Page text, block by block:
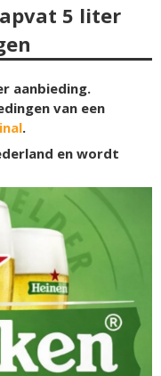
5 liter
aanbieding.
van een
.
en wordt